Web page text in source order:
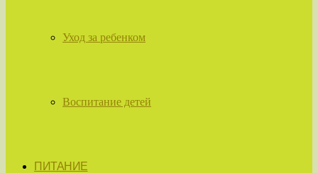
Уход за ребенком
Воспитание детей
ПИТАНИЕ